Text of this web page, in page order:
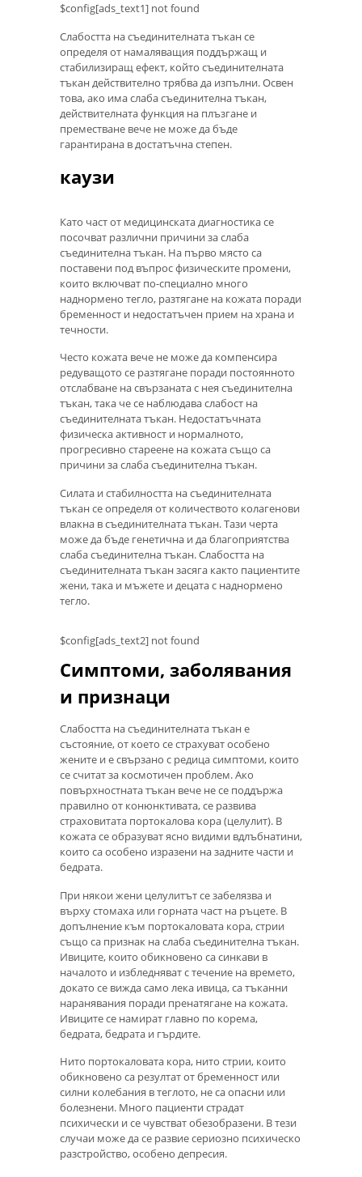
$config[ads_text1] not found
Слабостта на съединителната тъкан се
определя от намаляващия поддържащ и
стабилизиращ ефект, който съединителната
тъкан действително трябва да изпълни. Освен
това, ако има слаба съединителна тъкан,
действителната функция на плъзгане и
преместване вече не може да бъде
гарантирана в достатъчна степен.
каузи
Като част от медицинската диагностика се
посочват различни причини за слаба
съединителна тъкан. На първо място са
поставени под въпрос физическите промени,
които включват по-специално много
наднормено тегло, разтягане на кожата поради
бременност и недостатъчен прием на храна и
течности.
Често кожата вече не може да компенсира
редуващото се разтягане поради постоянното
отслабване на свързаната с нея съединителна
тъкан, така че се наблюдава слабост на
съединителната тъкан. Недостатъчната
физическа активност и нормалното,
прогресивно стареене на кожата също са
причини за слаба съединителна тъкан.
Силата и стабилността на съединителната
тъкан се определя от количеството колагенови
влакна в съединителната тъкан. Тази черта
може да бъде генетична и да благоприятства
слаба съединителна тъкан. Слабостта на
съединителната тъкан засяга както пациентите
жени, така и мъжете и децата с наднормено
тегло.
$config[ads_text2] not found
Симптоми, заболявания
и признаци
Слабостта на съединителната тъкан е
състояние, от което се страхуват особено
жените и е свързано с редица симптоми, които
се считат за космотичен проблем. Ако
повърхностната тъкан вече не се поддържа
правилно от конюнктивата, се развива
страховитата портокалова кора (целулит). В
кожата се образуват ясно видими вдлъбнатини,
които са особено изразени на задните части и
бедрата.
При някои жени целулитът се забелязва и
върху стомаха или горната част на ръцете. В
допълнение към портокаловата кора, стрии
също са признак на слаба съединителна тъкан.
Ивиците, които обикновено са синкави в
началото и избледняват с течение на времето,
докато се вижда само лека ивица, са тъканни
наранявания поради пренатягане на кожата.
Ивиците се намират главно по корема,
бедрата, бедрата и гърдите.
Нито портокаловата кора, нито стрии, които
обикновено са резултат от бременност или
силни колебания в теглото, не са опасни или
болезнени. Много пациенти страдат
психически и се чувстват обезобразени. В тези
случаи може да се развие сериозно психическо
разстройство, особено депресия.